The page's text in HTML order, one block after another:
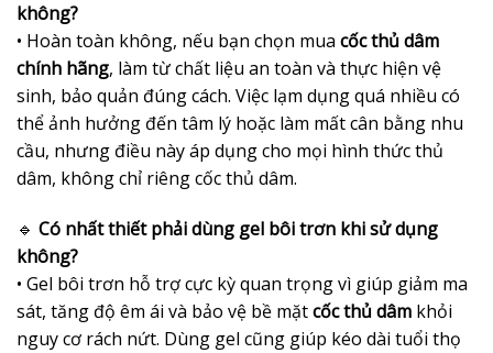
không?
• Hoàn toàn không, nếu bạn chọn mua cốc thủ dâm
chính hãng, làm từ chất liệu an toàn và thực hiện vệ
sinh, bảo quản đúng cách. Việc lạm dụng quá nhiều có
thể ảnh hưởng đến tâm lý hoặc làm mất cân bằng nhu
cầu, nhưng điều này áp dụng cho mọi hình thức thủ
dâm, không chỉ riêng cốc thủ dâm.
🔹 Có nhất thiết phải dùng gel bôi trơn khi sử dụng
không?
• Gel bôi trơn hỗ trợ cực kỳ quan trọng vì giúp giảm ma
sát, tăng độ êm ái và bảo vệ bề mặtcốc thủ dâm khỏi
nguy cơ rách nứt. Dùng gel cũng giúp kéo dài tuổi thọ